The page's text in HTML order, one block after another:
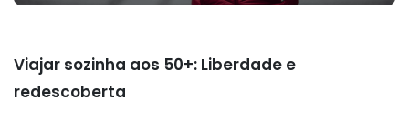
Viajar sozinha aos 50+: Liberdade e
redescoberta